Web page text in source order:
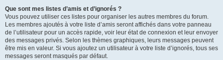
Que sont mes listes d’amis et d’ignorés ?
Vous pouvez utiliser ces listes pour organiser les autres membres du forum.
Les membres ajoutés à votre liste d’amis seront affichés dans votre panneau
de l’utilisateur pour un accès rapide, voir leur état de connexion et leur envoyer
des messages privés. Selon les thèmes graphiques, leurs messages peuvent
être mis en valeur. Si vous ajoutez un utilisateur à votre liste d’ignorés, tous ses
messages seront masqués par défaut.